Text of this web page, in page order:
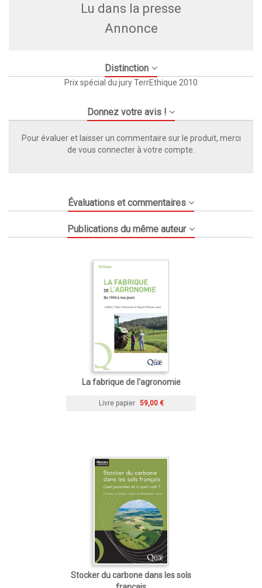
Lu dans la presse
Annonce
Distinction
Prix spécial du jury TerrEthique 2010
Donnez votre avis !
Pour évaluer et laisser un commentaire sur le produit, merci
de vous connecter à votre compte.
Évaluations et commentaires
Publications du même auteur
La fabrique de l'agronomie
Livre papier 59,00 €
Stocker du carbone dans les sols